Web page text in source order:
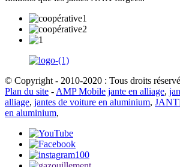
© Copyright - 2010-2020 : Tous droits
Plan du site - AMP Mobile jante en alliage,
alliage, jantes de voiture en aluminium,
en aluminium,